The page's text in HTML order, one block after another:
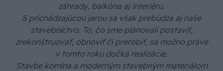
záhrady, balkóna aj interiéru.
S prichádzajúcou jarou sa však prebúdza aj naše
stavebníctvo. To, čo sme plánovali postaviť,
zrekonštruovať, obnoviť či prerobiť, sa možno práve
v tomto roku dočká realizácie.
Stavbe komína a moderným stavebným materiálom